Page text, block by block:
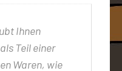
Ihnen
Teil einer
Waren, wie